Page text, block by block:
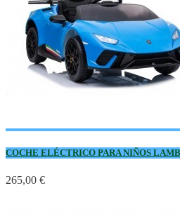
COCHE ELÉCTRICO PARA NIÑOS
265,00 €